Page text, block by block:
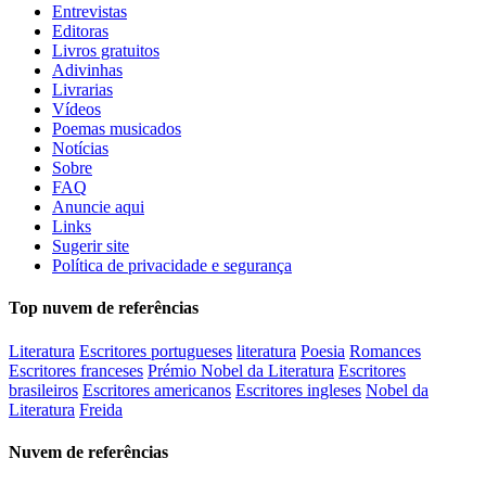
Entrevistas
Editoras
Livros gratuitos
Adivinhas
Livrarias
Vídeos
Poemas musicados
Notícias
Sobre
FAQ
Anuncie aqui
Links
Sugerir site
Política de privacidade e segurança
Top nuvem de referências
Literatura Escritores portugueses literatura Poesia Romances
Escritores franceses Prémio Nobel da Literatura Escritores
brasileiros Escritores americanos Escritores ingleses Nobel da
Literatura Freida
Nuvem de referências